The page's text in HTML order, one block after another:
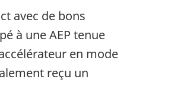
avec de bons
à une AEP tenue
en mode
reçu un